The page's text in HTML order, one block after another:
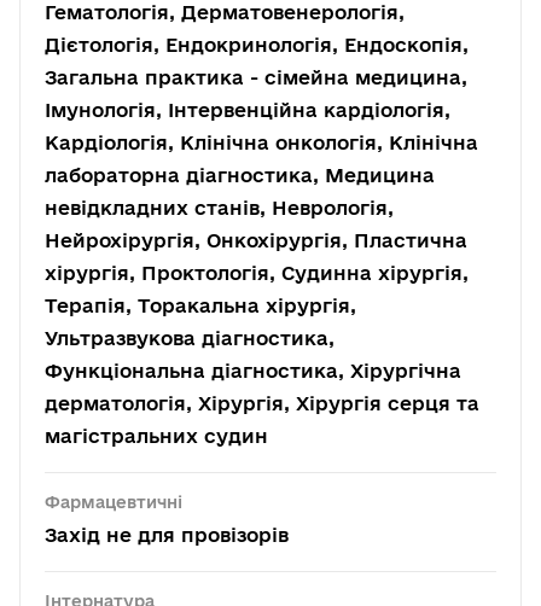
Гематологія, Дерматовенерологія,
Дієтологія, Ендокринологія, Ендоскопія,
Загальна практика - сімейна медицина,
Імунологія, Інтервенційна кардіологія,
Кардіологія, Клінічна онкологія, Клінічна
лабораторна діагностика, Медицина
невідкладних станів, Неврологія,
Нейрохірургія, Онкохірургія, Пластична
хірургія, Проктологія, Судинна хірургія,
Терапія, Торакальна хірургія,
Ультразвукова діагностика,
Функціональна діагностика, Хірургічна
дерматологія, Хірургія, Хірургія серця та
магістральних судин
Фармацевтичні
Захід не для провізорів
Інтернатура